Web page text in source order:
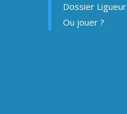
Dossier Ligueur
Ou jouer ?